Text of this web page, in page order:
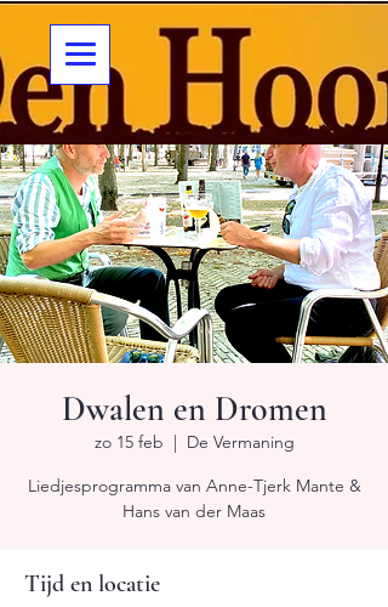
Dwalen en Dromen
zo 15 feb
  |
De Vermaning
Liedjesprogramma van Anne-Tjerk Mante &
Hans van der Maas
Tijd en locatie